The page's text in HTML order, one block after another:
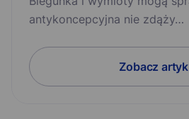
antykoncepcyjna nie zdąży…
Zobacz